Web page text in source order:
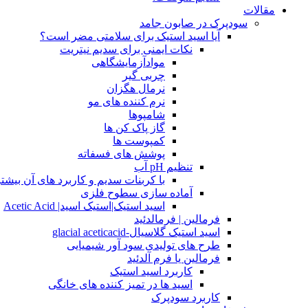
مقالات
سودپرک در صابون جامد
آیا اسید استیک برای سلامتی مضر است؟
نکات ایمنی برای سدیم نیتریت
موادآزمایشگاهی
چربی گیر
نرمال هگزان
نرم کننده های مو
شامپوها
گاز پاک کن ها
کمپوست ها
پوشش های فسفاته
تنظیم pH آب
با کربنات سدیم و کاربرد های آن
آماده سازی سطوح فلزی
اسید استیک|استیک اسید| Acetic Acid
فرمالین | فرمالدئید
اسید استیک گلاسیال-glacial aceticacid
طرح های تولیدی سود آور شیمیایی
فرمالین یا فرم آلدئید
کاربرد اسید استیک
اسید ها در تمیز کننده های خانگی
کاربرد سودپرک